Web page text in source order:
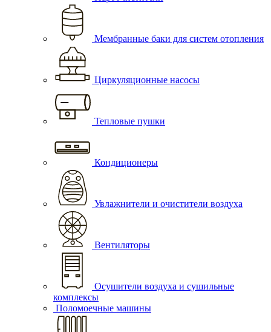
Мембранные баки для систем отопления
Циркуляционные насосы
Тепловые пушки
Кондиционеры
Увлажнители и очистители воздуха
Вентиляторы
Осушители воздуха и сушильные
комплексы
Поломоечные машины